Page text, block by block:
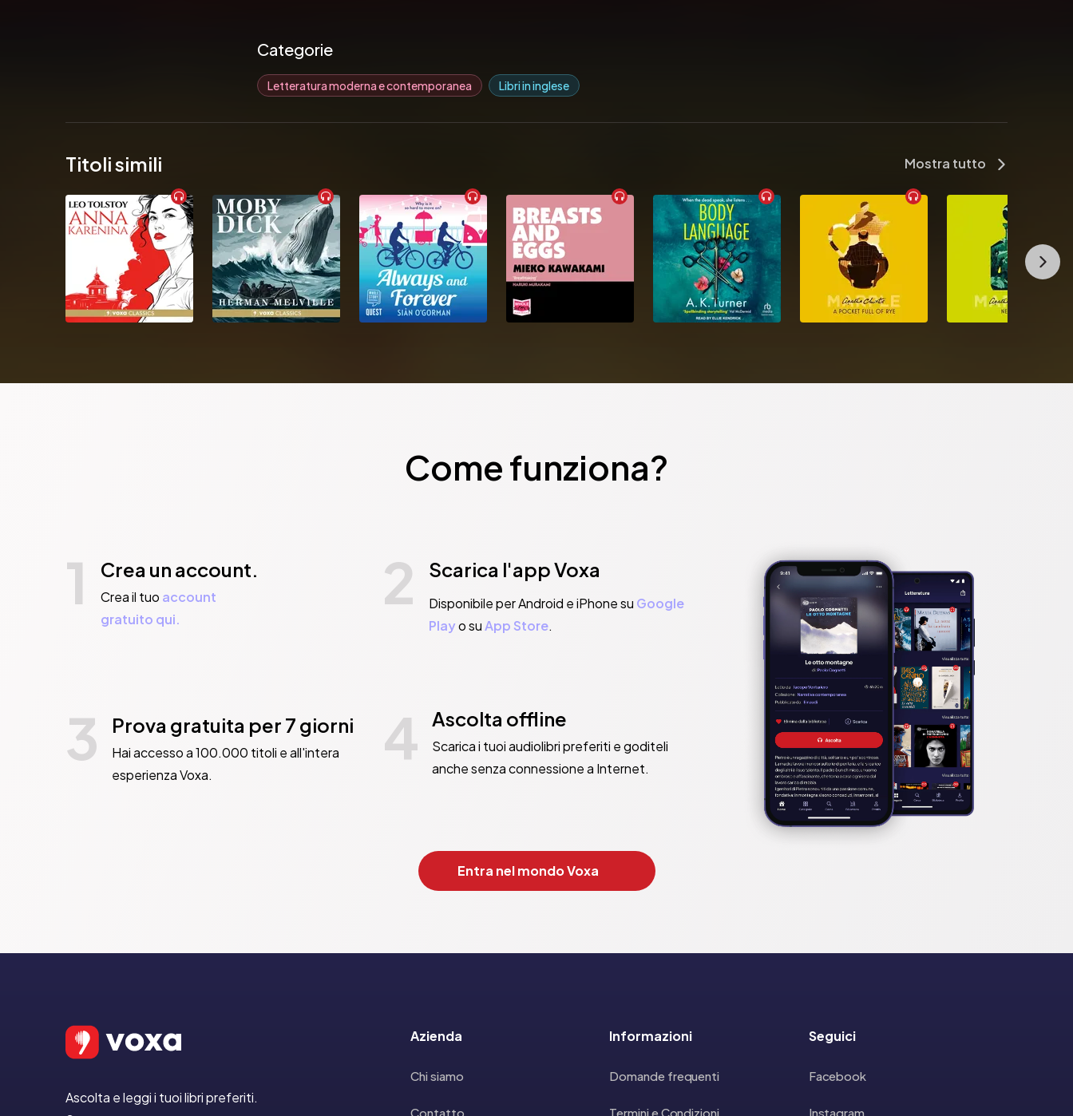
Categorie
Letteratura moderna e contemporanea Libri in inglese
Titoli simili Mostra tutto
Come funziona?
1 Crea un account.
Crea il tuo account
gratuito qui.
2 Scarica l'app Voxa
Disponibile per Android e iPhone su Google
Playo suApp Store.
3 Prova gratuita per 7 giorni
Hai accesso a 100.000 titoli e all'intera
esperienza Voxa.
4 Ascolta offline
Scarica i tuoi audiolibri preferiti e goditeli
anche senza connessione a Internet.
Entra nel mondo Voxa
Ascolta e leggi i tuoi libri preferiti.
Azienda
Chi siamo
Contatto
Informazioni
Domande frequenti
Termini e Condizioni
Seguici
Facebook
Instagram